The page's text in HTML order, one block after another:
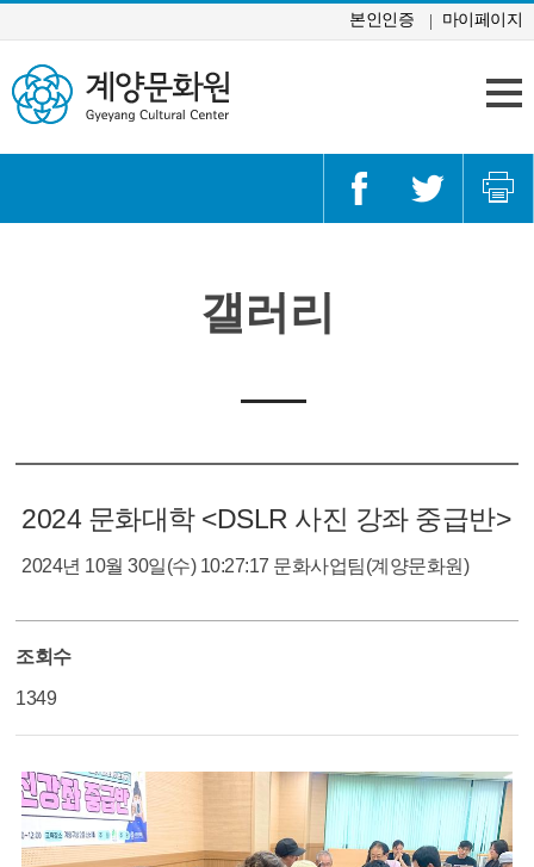
콘텐츠 바로가기 본인인증 마이페이지
갤러리
2024 문화대학 <DSLR 사진 강좌 중급반>
2024년 10월 30일(수) 10:27:17 문화사업팀(계양문화원)
조회수
1349